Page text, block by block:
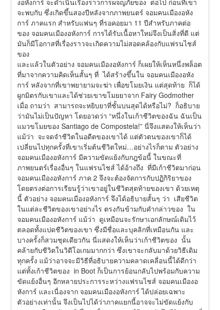
จะพบกับ ซึ่งเกิดขึ้นสองปีหลังจากภาพยนตร์ จอมคนเมืองอหัง
การ์ ภาคแรก สำหรับแฟนๆ ที่รอคอยมา 11 ปีสำหรับภาคต่อ
ของ จอมคนเมืองอหังการ์ การได้รับเนื้อหาใหม่จึงเป็นสิ่งที่ดี แต่
มันก็มีโอกาสที่เรื่องราวจะเกิดความไม่สอดคล้องกับแฟรนไชส์
ของ
และแล้วในตัวอย่าง จอมคนเมืองอหังการ์ ก็เผยให้เห็นหนึ่งพล็อต
ที่มาจากความคิดเห็นสั้นๆ ที่  ได้สร้างขึ้นใน จอมคนเมืองอหัง
การ์ หลังจากที่เขาพยายามจะฆ่า เพื่อขโมยเงิน แต่สุดท้าย  ก็ได้
ผูกมิตรกับเขาและได้ช่วยเขาขโมยยาจาก Fairy Godmother
เมื่อ ถามว่า  สามารถจะหยิบยาที่ชั้นบนสุดได้หรือไม่?  ก็อธิบาย
ว่ามันไม่เป็นปัญหา โดยอวดว่า “หนึ่งในเก้าชีวิตของฉัน ฉันเป็น
แมวขโมยของ Santiago de Compostela!” นี่จึงแสดงให้เห็นว่า
แม้ว่า  จะจดจำชีวิตในอดีตของเขาได้ แต่ตัวตนของเขาก็ได้
เปลี่ยนไปทุกครั้งที่เขาเริ่มต้นชีวิตใหม่…อย่างไรก็ตาม ตัวอย่าง
จอมคนเมืองอหังการ์ มีความขัดแย้งกับกฎข้อนี้ ในขณะที่
ภาพยนตร์เรื่องอื่นๆ ในแฟรนไชส์ ได้อ้างถึง  ที่มีเก้าชีวิตมาก่อน
จอมคนเมืองอหังการ์ ภาค 2 จึงจะต้องจัดการกับปฏิกิริยาของ
โดยตรงต่อการเรียนรู้ว่าเขาอยู่ในชีวิตสุดท้ายของเขา ด้วยเหตุ
นี้ ตัวอย่าง จอมคนเมืองอหังการ์ จึงได้อธิบายสั้นๆ ว่า  เสียชีวิต
ในแต่ละชีวิตของเขาอย่างไร ตรงกันข้ามกับคำกล่าวของ  ใน
จอมคนเมืองอหังการ์ แม้ว่า  ดูเหมือนจะรักษาเอกลักษณ์เดิมไว้
ตลอดทั้งแปดชีวิตของเขา ซึ่งมีชื่อและบุคลิกที่เหมือนกัน และ
บางครั้งก็สวมชุดเดียวกัน นี่แสดงให้เห็นว่าเก้าชีวิตของ  นั้น
คล้ายกับชีวิตในวิดีโอเกมมากกว่า ซึ่งเขาจะกลับมาด้วยวิธีเดิม
ทุกครั้ง แม้ว่าอาจจะมีวิธีที่อธิบายความคลาดเคลื่อนนี้ได้ดีกว่า
แต่ทั้งเก้าชีวิตของ  in Boot ก็เป็นการย้อนกลับไปพร้อมกับความ
ขัดแย้งอื่นๆ อีกหลายประการระหว่างแฟรนไชส์ จอมคนเมืองอ
หังการ์ และเนื่องจาก จอมคนเมืองอหังการ์ ได้ปล่อยเฉพาะ
ตัวอย่างเท่านั้น จึงเป็นไปได้ว่าภาคแยกนี้อาจจะไม่ขัดแย้งกับ